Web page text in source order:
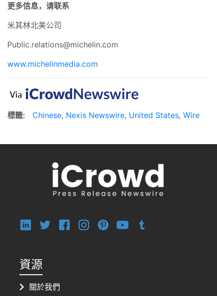
更多信息，请联系
米其林北美公司
Public.relations@michelin.com
www.michelinmedia.com
標籤: Chinese, Nexis Newswire, United States, Wire
資源
關於我們